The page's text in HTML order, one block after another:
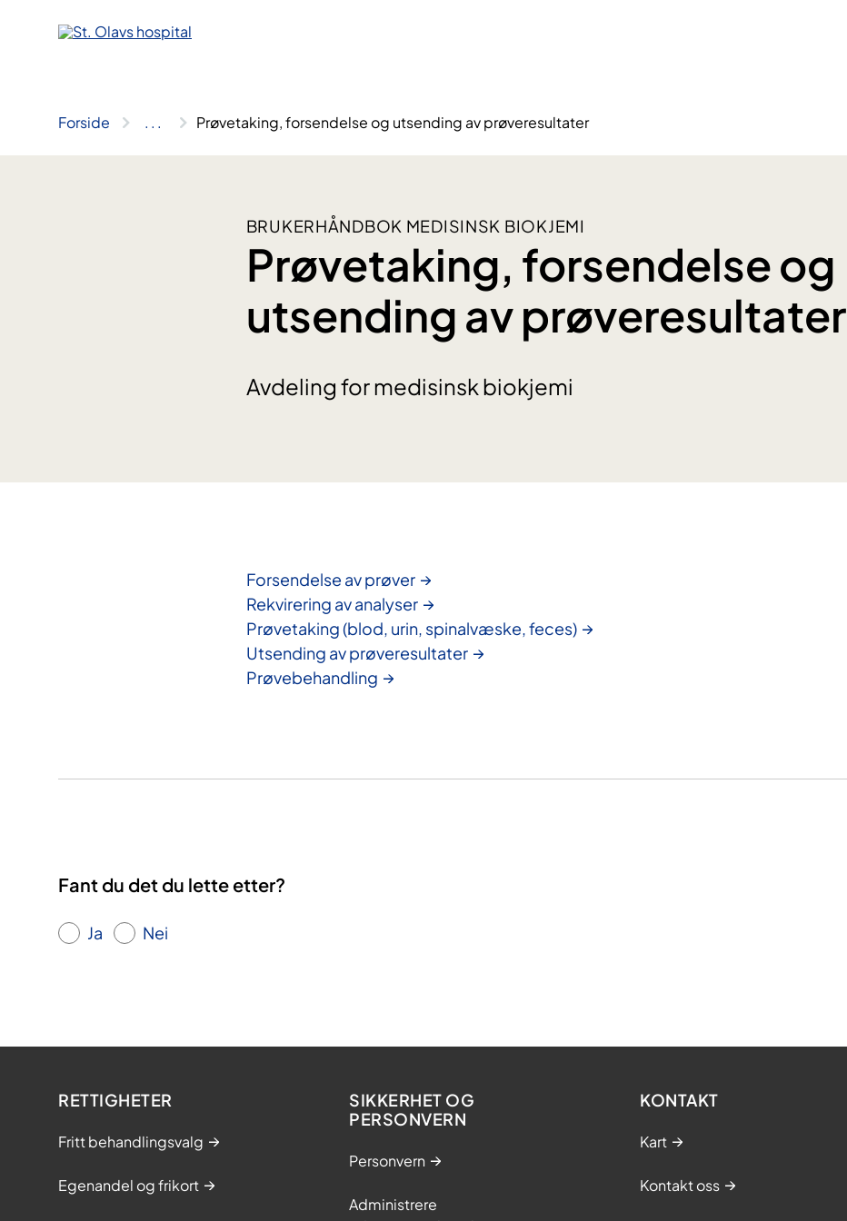
Forside .. . Prøvetaking, forsendelse og utsending av prøveresultater
BRUKERHÅNDBOK MEDISINSK BIOKJEMI
Prøvetaking, forsendelse og
utsending av prøveresultater
Avdeling for medisinsk biokjemi
Forsendelse av prøver
Rekvirering av analyser
Prøvetaking (blod, urin, spinalvæske, feces)
Utsending av prøveresultater
Prøvebehandling
Fant du det du lette etter?
Ja Nei
RETTIGHETER
Fritt behandlingsvalg
Egenandel og frikort
SIKKERHET OG
PERSONVERN
Personvern
Administrere
KONTAKT
Kart
Kontakt oss